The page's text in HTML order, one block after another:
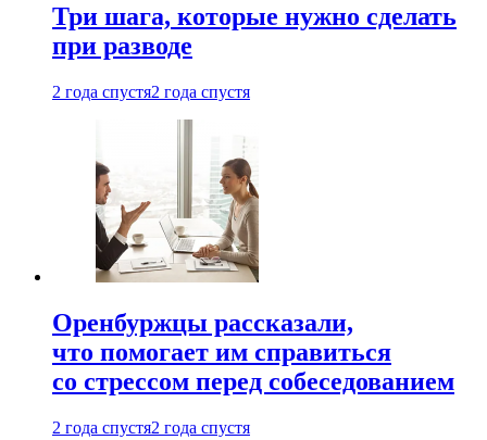
Три шага, которые нужно сделать
при разводе
2 года спустя2 года спустя
Оренбуржцы рассказали,
что помогает им справиться
со стрессом перед собеседованием
2 года спустя2 года спустя